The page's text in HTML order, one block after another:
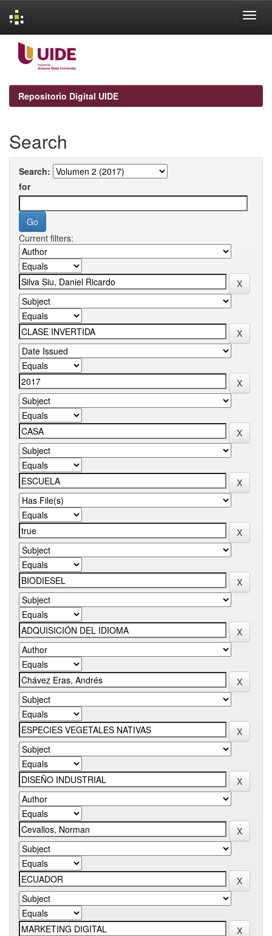
navigation
Repositorio Digital UIDE
Search
Search:
for
Current filters: